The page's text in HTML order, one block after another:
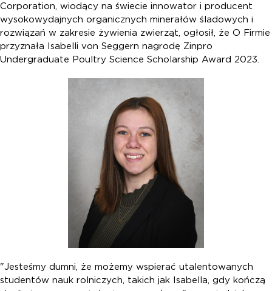
Corporation, wiodący na świecie innowator i producent
wysokowydajnych organicznych minerałów śladowych i
rozwiązań w zakresie żywienia zwierząt, ogłosił, że O Firmie
przyznała Isabelli von Seggern nagrodę Zinpro
Undergraduate Poultry Science Scholarship Award 2023.
"Jesteśmy dumni, że możemy wspierać utalentowanych
studentów nauk rolniczych, takich jak Isabella, gdy kończą